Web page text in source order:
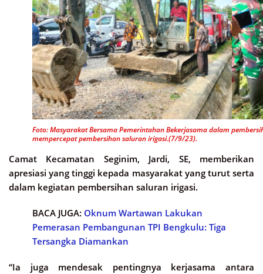
Foto: Masyarakat Bersama Pemerintahan Bekerjasama dalam
mempercepat pembersihan saluran irigasi.(7/9/23).
Camat Kecamatan Seginim, Jardi, SE, memberikan
apresiasi yang tinggi kepada masyarakat yang turut serta
dalam kegiatan pembersihan saluran irigasi.
BACA JUGA: Oknum Wartawan Lakukan
Pemerasan Pembangunan TPI Bengkulu: Tiga
Tersangka Diamankan
“Ia juga mendesak pentingnya kerjasama antara